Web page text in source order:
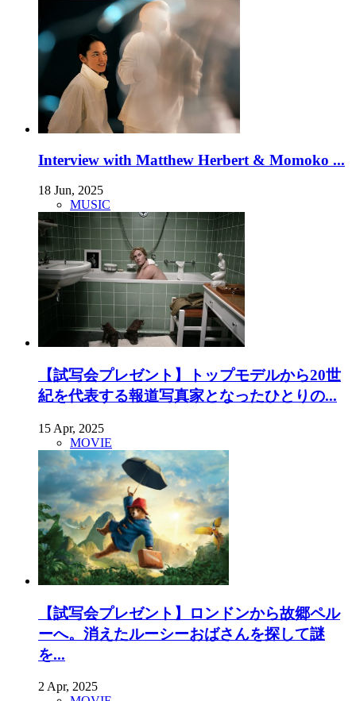
Interview with Matthew Herbert & Momoko ...
18 Jun, 2025
MUSIC
【試写会プレゼント】トップモデルから20世
紀を代表する報道写真家となったひとりの...
15 Apr, 2025
MOVIE
【試写会プレゼント】ロンドンから故郷ペル
ーへ。消えたルーシーおばさんを探して謎
を...
2 Apr, 2025